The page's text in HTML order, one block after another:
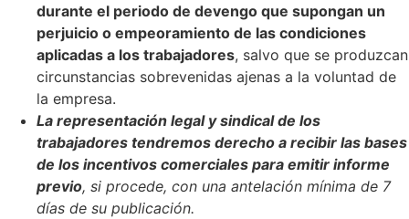
durante el periodo de devengo que supongan un
perjuicio o empeoramiento de las condiciones
aplicadas a los trabajadores, salvo que se produzcan
circunstancias sobrevenidas ajenas a la voluntad de
la empresa.
La representación legal y sindical de los
trabajadores tendremos derecho a recibir las bases
de los incentivos comerciales para emitir informe
previo, si procede, con una antelación mínima de 7
días de su publicación.